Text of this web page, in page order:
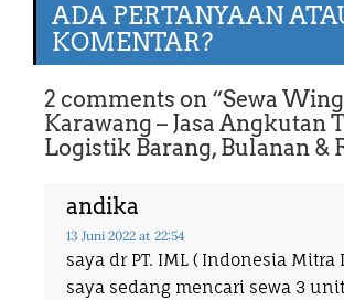
ADA PERTANYAAN
KOMENTAR?
2 comments on “Sewa
Karawang – Jasa Angkutan
Logistik Barang, Bulanan &
andika
13 Juni 2022 at 22:54
saya dr PT. IML ( Indonesia Mitra
saya sedang mencari sewa 3